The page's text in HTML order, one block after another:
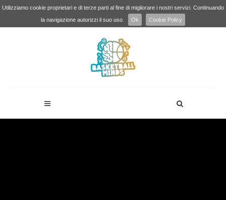
Utilizziamo cookie proprietari e di terze parti al fine di migliorare i nostri servizi. Continuando
la navigazione autorizzi il suo uso.
Ok Cookie Policy